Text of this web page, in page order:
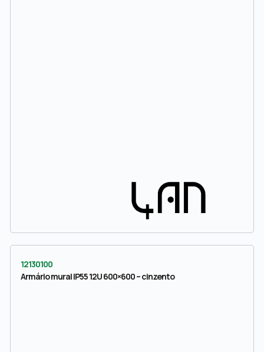
12130100
Armário mural IP55 12U 600×600 – cinzento